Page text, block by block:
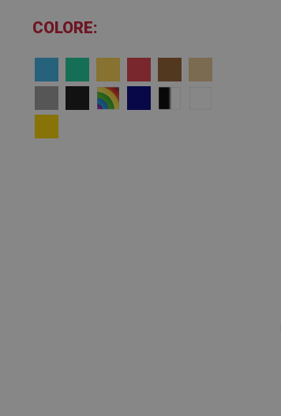
COLORE: